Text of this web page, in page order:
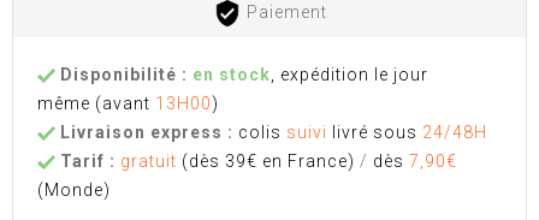
Paiement
Disponibilité : en stock , expédition le jour
même (avant 13H00)
Livraison express : colis suivi livré sous 24/48H
Tarif : gratuit (dès 39€ en France) / dès 7,90€
(Monde)